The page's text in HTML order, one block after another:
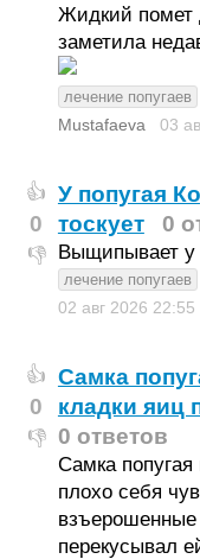
Жидкий помет
заметила
лечение попугаев
Mustafaeva
03
👍
0
👎
У попугая
тоскует
0
Выщипывает у
лечение попугаев
02 авг 2026 22:55
👍
0
👎
Самка
кладки яиц
0 ответов
Самка
плохо себя
перекусывал